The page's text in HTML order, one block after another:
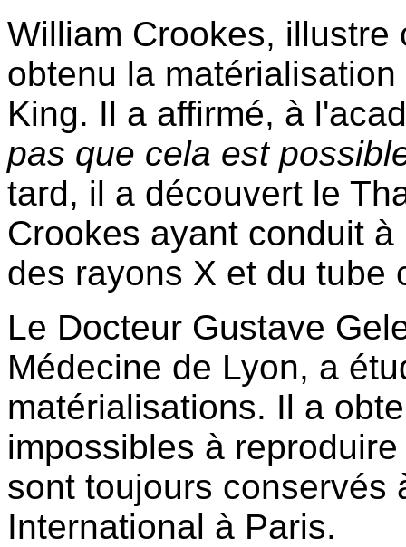
William Crookes,
obtenu la
King. Il a affirmé, à
pas que cela est
tard, il a découvert le
Crookes ayant conduit
des rayons X et du tube
Le Docteur Gustave
Médecine de Lyon, a
matérialisations. Il a
impossibles à
sont toujours conservés
International à Paris.